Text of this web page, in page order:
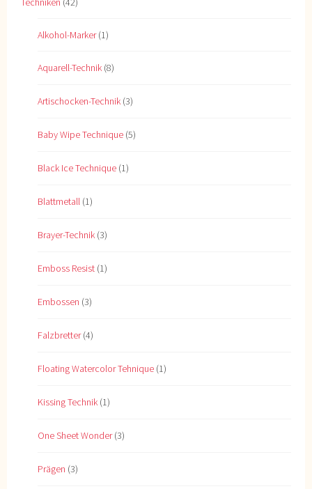
Alkohol-Marker(1)
Aquarell-Technik (8)
Artischocken-Technik (3)
Baby Wipe Technique (5)
Black Ice Technique (1)
Blattmetall (1)
Brayer-Technik (3)
Emboss Resist (1)
Embossen (3)
Falzbretter(4)
Floating Watercolor Tehnique (1)
Kissing Technik (1)
One Sheet Wonder(3)
Prägen (3)